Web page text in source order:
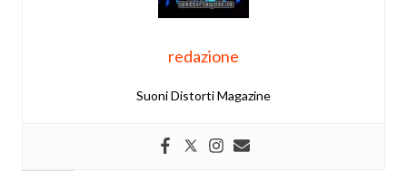
redazione
Suoni Distorti Magazine